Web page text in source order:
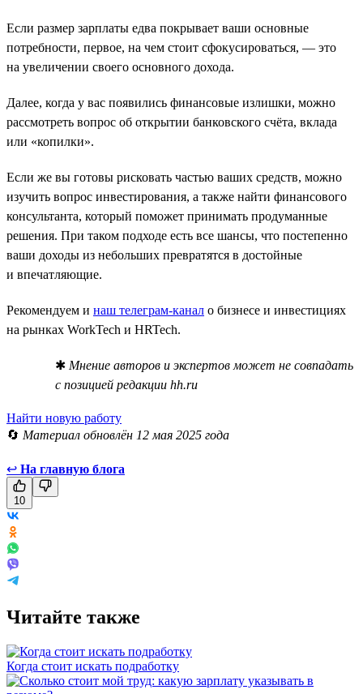
Если размер зарплаты едва покрывает ваши основные
потребности, первое, на чем стоит сфокусироваться, — это
на увеличении своего основного дохода.
Далее, когда у вас появились финансовые излишки, можно
рассмотреть вопрос об открытии банковского счёта, вклада
или «копилки».
Если же вы готовы рисковать частью ваших средств, можно
изучить вопрос инвестирования, а также найти финансового
консультанта, который поможет принимать продуманные
решения. При таком подходе есть все шансы, что постепенно
ваши доходы из небольших превратятся в достойные
и впечатляющие.
Рекомендуем и наш телеграм-канал о бизнесе и инвестициях
на рынках WorkTech и HRTech.
✱ Мнение авторов и экспертов может не совпадать
с позицией редакции hh.ru
Найти новую работу
🔄 Материал обновлён 12 мая 2025 года
↩ На главную блога
10
Читайте также
Когда стоит искать подработку